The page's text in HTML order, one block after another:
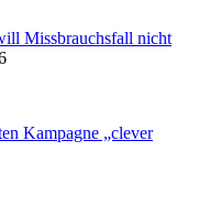
Missbrauchsfall nicht
Kampagne „clever